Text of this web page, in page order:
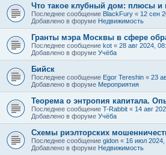
Что такое клубный дом: плюсы и
Последнее сообщение BlackFury « 12 сен
Добавлено в форуме Недвижимость
Гранты мэра Москвы в сфере
Последнее сообщение kot « 28 авг 2024,
Добавлено в форуме Учёба
Бийск
Последнее сообщение Egor Tereshin « 23
Добавлено в форуме Мероприятия
Теорема о энтропия капитала.
Последнее сообщение T-Rabbit « 14 авг
Добавлено в форуме Учёба
Схемы риэлторских
Последнее сообщение gidon « 16 июл 2024,
Добавлено в форуме Недвижимость